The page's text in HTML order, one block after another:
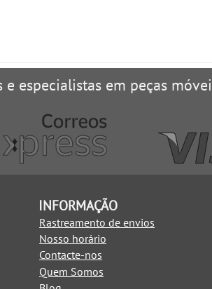
e especialistas em peças
INFORMAÇÃO
Rastreamento de envios
Nosso horário
Contacte-nos
Quem Somos